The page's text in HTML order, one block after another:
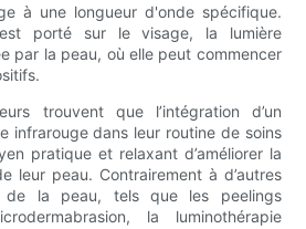
à une longueur d'onde spécifique.
porté sur le visage, la lumière
par la peau, où elle peut commencer
trouvent que l’intégration d’un
infrarouge dans leur routine de soins
pratique et relaxant d’améliorer la
leur peau. Contrairement à d’autres
de la peau, tels que les peelings
la luminothérapie